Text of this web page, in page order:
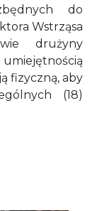
do
Wstrząsa
drużyny
fizyczną, aby
(18)